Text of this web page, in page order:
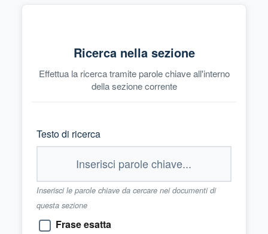
Ricerca nella sezione
Effettua la ricerca tramite parole chiave all'interno
della sezione corrente
Testo di ricerca
Inserisci le parole chiave da cercare nei documenti di
questa sezione
Frase esatta